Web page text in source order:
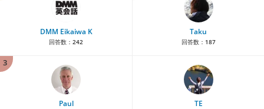
DMM Eikaiwa K
回答数： 242
Taku
回答数： 187
3
Paul TE